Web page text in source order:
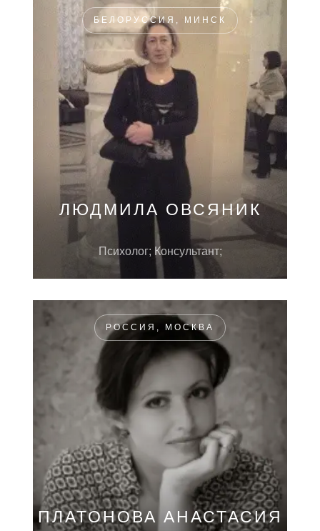
БЕЛОРУССИЯ, МИНСК
ЛЮДМИЛА ОВСЯНИК
Психолог; Консультант;
РОССИЯ, МОСКВА
ПЛАТОНОВА АНАСТАСИЯ